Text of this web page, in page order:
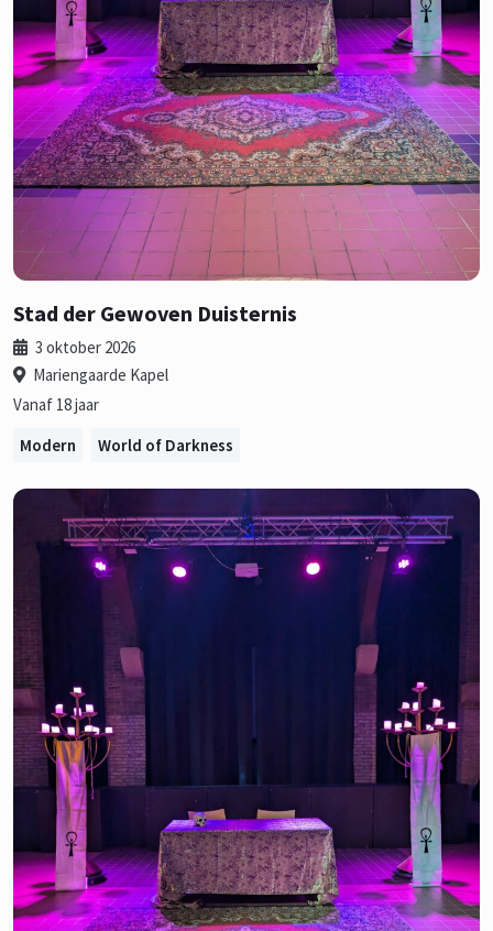
Stad der Gewoven Duisternis
3 oktober 2026
Mariengaarde Kapel
Vanaf 18 jaar
Modern
World of Darkness